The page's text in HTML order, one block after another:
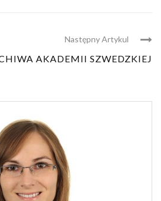
Następny Artykul
AKADEMII SZWEDZKIEJ